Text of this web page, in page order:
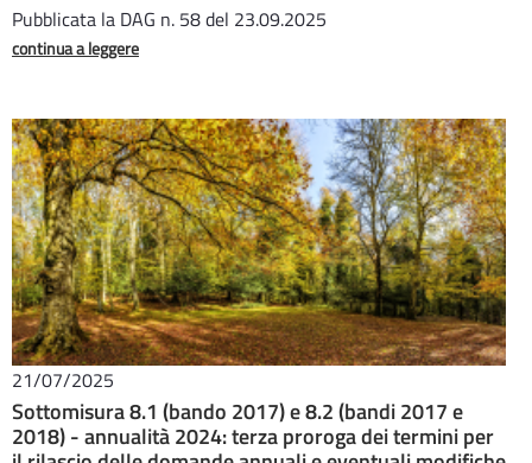
Pubblicata la DAG n. 58 del 23.09.2025
continua a leggere
21/07/2025
Sottomisura 8.1 (bando 2017) e 8.2 (bandi 2017 e
2018) - annualità 2024: terza proroga dei termini per